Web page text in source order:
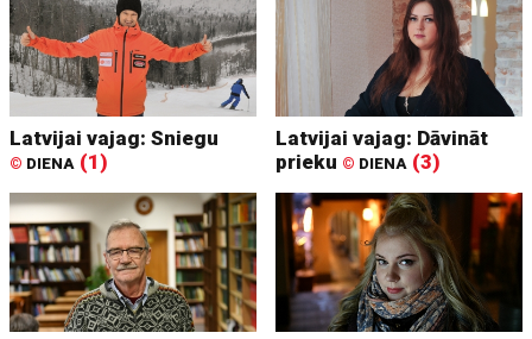
Latvijai vajag: Sniegu
© DIENA (1)
Latvijai vajag: Dāvināt
prieku © DIENA (3)